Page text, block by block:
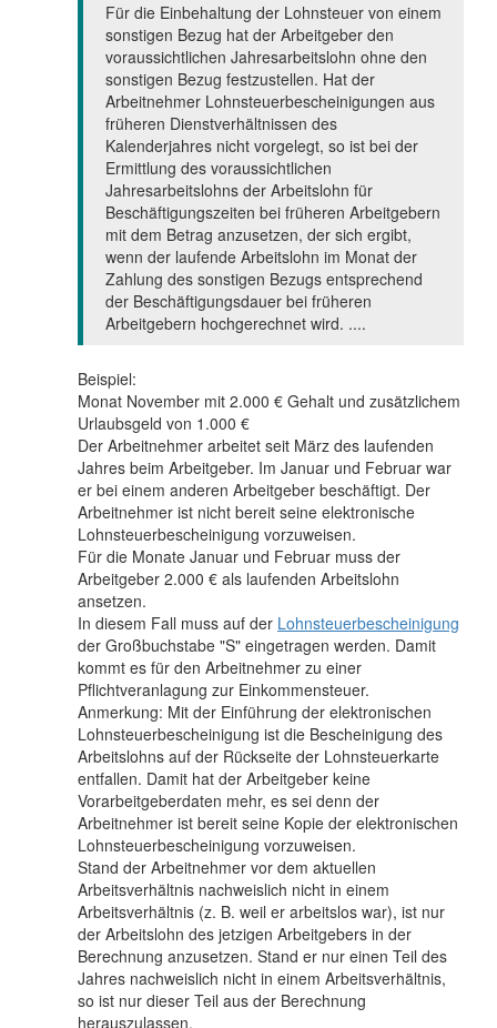
Für die Einbehaltung der Lohnsteuer von einem
sonstigen Bezug hat der Arbeitgeber den
voraussichtlichen Jahresarbeitslohn ohne den
sonstigen Bezug festzustellen. Hat der
Arbeitnehmer Lohnsteuerbescheinigungen aus
früheren Dienstverhältnissen des
Kalenderjahres nicht vorgelegt, so ist bei der
Ermittlung des voraussichtlichen
Jahresarbeitslohns der Arbeitslohn für
Beschäftigungszeiten bei früheren Arbeitgebern
mit dem Betrag anzusetzen, der sich ergibt,
wenn der laufende Arbeitslohn im Monat der
Zahlung des sonstigen Bezugs entsprechend
der Beschäftigungsdauer bei früheren
Arbeitgebern hochgerechnet wird. ....
Beispiel:
Monat November mit 2.000 € Gehalt und zusätzlichem
Urlaubsgeld von 1.000 €
Der Arbeitnehmer arbeitet seit März des laufenden
Jahres beim Arbeitgeber. Im Januar und Februar war
er bei einem anderen Arbeitgeber beschäftigt. Der
Arbeitnehmer ist nicht bereit seine elektronische
Lohnsteuerbescheinigung vorzuweisen.
Für die Monate Januar und Februar muss der
Arbeitgeber 2.000 € als laufenden Arbeitslohn
ansetzen.
In diesem Fall muss auf der Lohnsteuerbescheinigung
der Großbuchstabe "S" eingetragen werden. Damit
kommt es für den Arbeitnehmer zu einer
Pflichtveranlagung zur Einkommensteuer.
Anmerkung: Mit der Einführung der elektronischen
Lohnsteuerbescheinigung ist die Bescheinigung des
Arbeitslohns auf der Rückseite der Lohnsteuerkarte
entfallen. Damit hat der Arbeitgeber keine
Vorarbeitgeberdaten mehr, es sei denn der
Arbeitnehmer ist bereit seine Kopie der elektronischen
Lohnsteuerbescheinigung vorzuweisen.
Stand der Arbeitnehmer vor dem aktuellen
Arbeitsverhältnis nachweislich nicht in einem
Arbeitsverhältnis (z. B. weil er arbeitslos war), ist nur
der Arbeitslohn des jetzigen Arbeitgebers in der
Berechnung anzusetzen. Stand er nur einen Teil des
Jahres nachweislich nicht in einem Arbeitsverhältnis,
so ist nur dieser Teil aus der Berechnung
herauszulassen.